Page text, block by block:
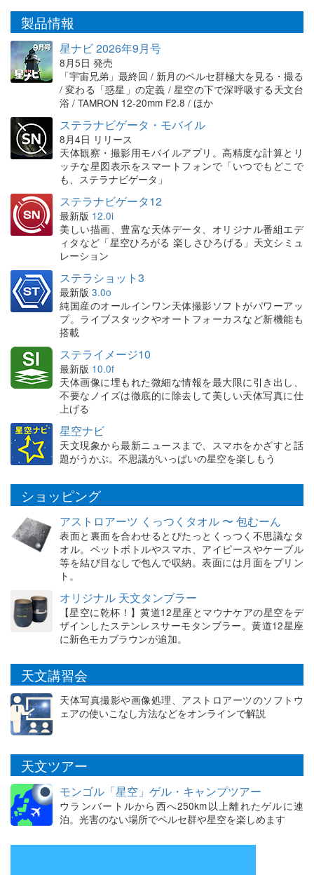
製品情報
星ナビ 2026年9月号
8月5日 発売
「宇宙兄弟」最終回 / 新月のペルセ群極大を見る・撮る
/ 変わる「惑星」の定義 / 星空の下で深呼吸する天文台
浴 / TAMRON 12-20mm F2.8 / ほか
ステラナビゲータ・モバイル
8月4日 リリース
天体観察・撮影用モバイルアプリ。高精度な計算とリ
ッチな星図表示をスマートフォンで「いつでもどこで
も、ステラナビゲータ」
ステラナビゲータ12
最新版 12.0i
美しい描画、豊富な天体データ、オリジナル番組エデ
ィタなど「星空ひろがる 楽しさひろげる」天文シミュ
レーション
ステラショット3
最新版 3.0o
純国産のオールインワン天体撮影ソフトがパワーアッ
プ。ライブスタックやオートフォーカスなど新機能も
搭載
ステライメージ10
最新版 10.0f
天体画像に埋もれた微細な情報を最大限に引き出し、
不要なノイズは徹底的に除去して美しい天体写真に仕
上げる
星空ナビ
天文現象から最新ニュースまで、スマホをかざすと話
題がうかぶ。不思議がいっぱいの星空を楽しもう
ショッピング
アストロアーツ くっつくタオル 〜 包むーん
表面と裏面を合わせるとぴたっとくっつく不思議なタ
オル。ペットボトルやスマホ、アイピースやケーブル
等を結び目なしで包んで収納。表面には月面をプリン
ト。
オリジナル 天文タンブラー
【星空に乾杯！】黄道12星座とマウナケアの星空をデ
ザインしたステンレスサーモタンブラー。黄道12星座
に新色モカブラウンが追加。
天文講習会
天体写真撮影や画像処理、アストロアーツのソフトウ
ェアの使いこなし方法などをオンラインで解説
天文ツアー
モンゴル「星空」ゲル・キャンプツアー
ウランバートルから西へ250km以上離れたゲルに連
泊。光害のない場所でペルセ群や星空を楽しめます